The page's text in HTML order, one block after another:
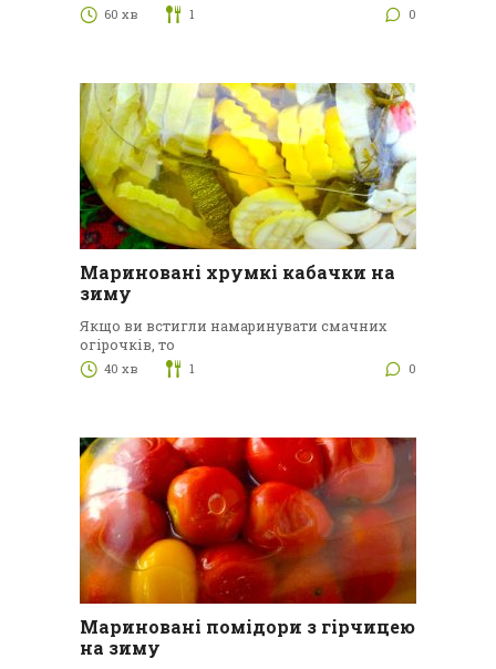
60 хв 1 0
Мариновані хрумкі кабачки на
зиму
Якщо ви встигли намаринувати смачних
огірочків, то
40 хв 1 0
Мариновані помідори з гірчицею
на зиму